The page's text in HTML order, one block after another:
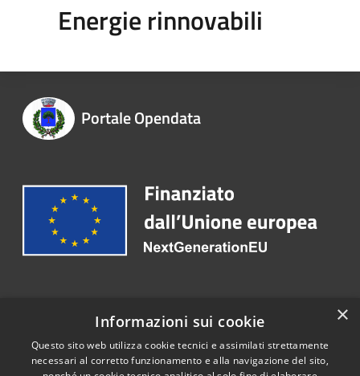
Energie rinnovabili
Portale Opendata
Recapiti e contatti
Email: ced@comune.ottaviano.na.it
×
Informazioni sui cookie
Questo sito web utilizza cookie tecnici e assimilati strettamente
necessari al corretto funzionamento e alla navigazione del sito,